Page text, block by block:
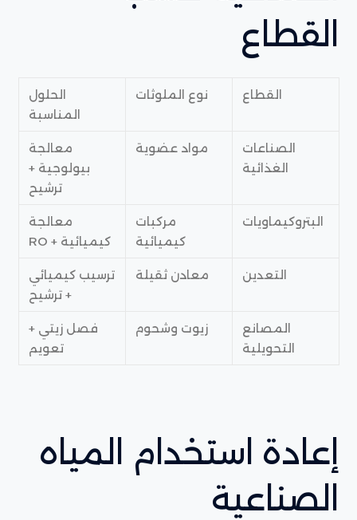
القطاع
القطاع نوع الملوثات
الحلول
المناسبة
الصناعات
الغذائية
مواد عضوية
معالجة
بيولوجية +
ترشيح
البتروكيماويات
مركبات
كيميائية
معالجة
كيميائية + RO
التعدين معادن ثقيلة
ترسيب كيميائي
+ ترشيح
المصانع
التحويلية
زيوت وشحوم
فصل زيتي +
تعويم
إعادة استخدام المياه
الصناعية